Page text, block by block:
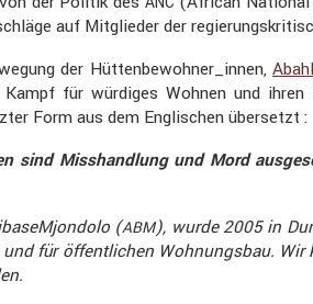
auf Mitglieder der
der Hüttenbewohner_innen,
für würdiges Wohnen und
Form aus dem Engli­schen übersetzt :
sind Misshand­lung und Mord
(ABM), wurde 2005 in
für öffent­li­chen Wohnungsbau.